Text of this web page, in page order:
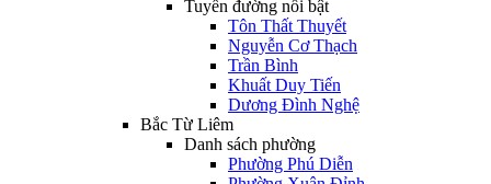
Tuyến đường nổi bật
Tôn Thất Thuyết
Nguyễn Cơ Thạch
Trần Bình
Khuất Duy Tiến
Dương Đình Nghệ
Bắc Từ Liêm
Danh sách phường
Phường Phú Diễn